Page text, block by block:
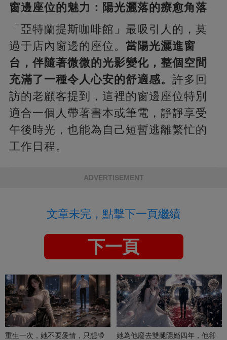
窗邊座位的魅力：陽光灑落的療愈角落
「亞特蘭提斯咖啡館」最吸引人的，莫
過于店內窗邊的座位。 當陽光灑進窗
台，伴隨著微微的光影變化，整個空間
充滿了一種令人心安的舒適感。 許多回
訪的老顧客提到，這裡的窗邊座位特別
適合一個人帶著書本或筆電，靜靜享受
午後時光，也能為自己短暫逃離繁忙的
工作日程。
ADVERTISEMENT
文章未完，點擊下一頁繼續
下一頁
重生一次，她不要愛情，只想帶
她為他廢去雙腿隱婚四年，他卻